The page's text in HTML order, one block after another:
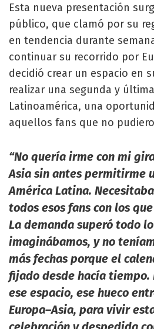
Esta nueva presentación
público, que clamó por su
en tendencia durante
continuar su recorrido por
decidió crear un espacio en
realizar una segunda y
Latinoamérica, una
aquellos fans que no
“No quería irme con mi
Asia sin antes permitirme
América Latina.
todos esos fans con los
La demanda superó todo
imaginábamos, y no
más fechas porque el
fijado desde hacía tiempo.
ese espacio, ese hueco
Europa–Asia, para vivir